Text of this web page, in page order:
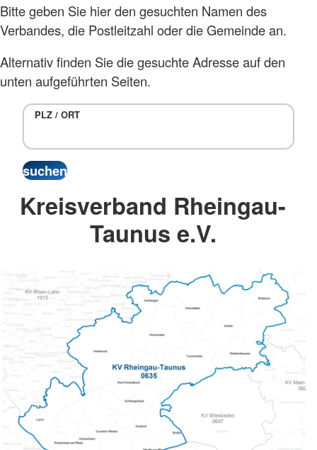
Bitte geben Sie hier den gesuchten Namen des
Verbandes, die Postleitzahl oder die Gemeinde an.
Alternativ finden Sie die gesuchte Adresse auf den
unten aufgeführten Seiten.
PLZ / ORT
Kreisverband Rheingau-
Taunus e.V.